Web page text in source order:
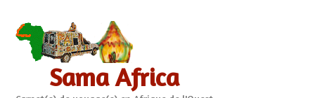
Sama Africa